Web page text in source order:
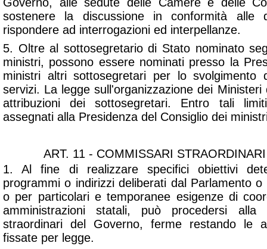
sostenere la discussione in conformità alle
rispondere ad interrogazioni ed interpellanze.
5. Oltre al sottosegretario di Stato nominato
ministri, possono essere nominati presso la
ministri altri sottosegretari per lo svolgimento
servizi. La legge sull'organizzazione dei
attribuzioni dei sottosegretari. Entro tali
assegnati alla Presidenza del Consiglio dei
ART. 11 - COMMISSARI
1. Al fine di realizzare specifici obiettivi
programmi o indirizzi deliberati dal Parlamento
o per particolari e temporanee esigenze di
amministrazioni statali, può procedersi alla
straordinari del Governo, ferme restando le
fissate per legge.